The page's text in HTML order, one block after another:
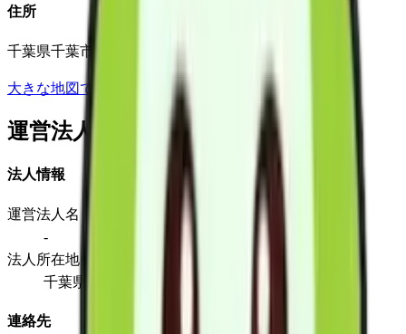
住所
千葉県千葉市若葉区高品町1587-3菊泉ビル101号
大きな地図で見る
運営法人
法人情報
運営法人名
-
法人所在地
千葉県千葉市若葉区高品町1587-3菊泉ビル101号
連絡先